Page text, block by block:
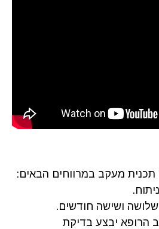
תכנית מעקב במרווחים הבאים:
ושישה חודשים.
הרופא יבצע בדיקת